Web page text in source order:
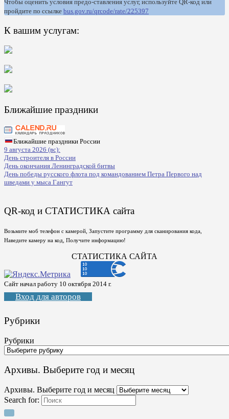
Чтобы оценить условия предо-ставления услуг, используйте QR-код или
пройдите по ссылке bus.gov.ru/qrcode/rate/225397
К вашим услугам:
Ближайшие праздники
Ближайшие праздники России
9 августа 2026 (вс):
День строителя в России
День окончания Ленинградской битвы
День победы русского флота под командованием Петра Первого над
шведами у мыса Гангут
QR-код и СТАТИСТИКА сайта
Возьмите моб телефон с камерой, Запустите программу для сканирования кода,
Наведите камеру на код, Получите информацию!
СТАТИСТИКА САЙТА
Сайт начал работу 10 октября 2014 г.
Вход для авторов
Рубрики
Рубрики
Архивы. Выберите год и месяц
Архивы. Выберите год и месяц
Search for: